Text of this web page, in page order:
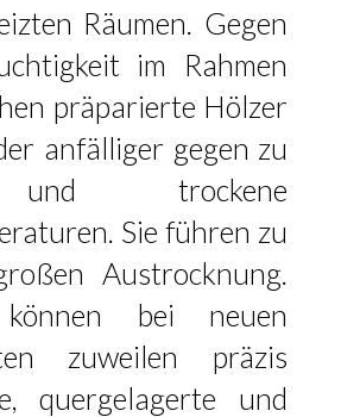
Räumen. Gegen
im Rahmen
präparierte Hölzer
anfälliger gegen zu
trockene
Sie führen zu
Austrocknung.
bei neuen
zuweilen präzis
quergelagerte und